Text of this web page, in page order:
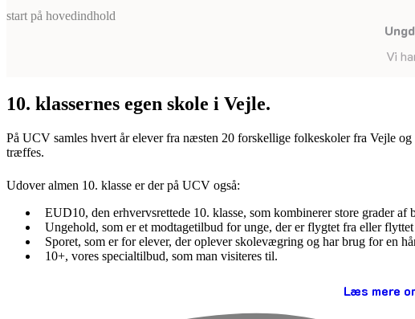
start på hovedindhold
Vi
10. klassernes egen skole i Vejle.
På UCV samles hvert år elever fra næsten 20 forskellige folkeskoler fra Vejle
træffes.
Udover almen 10. klasse er der på UCV også:
EUD10, den erhvervsrettede 10. klasse, som kombinerer store grader
Ungehold, som er et modtagetilbud for unge, der er flygtet fra eller
Sporet, som er for elever, der oplever skolevægring og har brug for en
10+, vores specialtilbud, som man visiteres til.
Læs mere